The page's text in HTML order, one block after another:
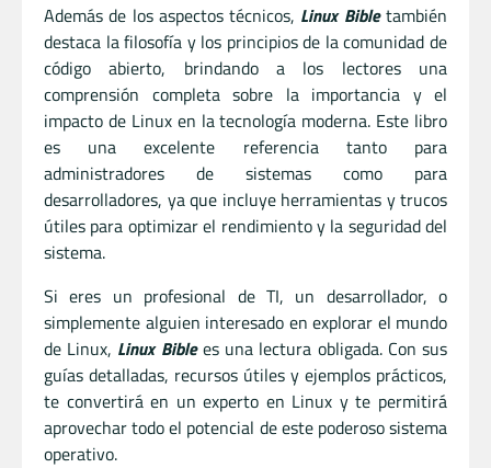
Además de los aspectos técnicos, Linux Bibletambién
destaca la filosofía y los principios de la comunidad de
código abierto, brindando a los lectores una
comprensión completa sobre la importancia y el
impacto de Linux en la tecnología moderna. Este libro
es una excelente referencia tanto para
administradores de sistemas como para
desarrolladores, ya que incluye herramientas y trucos
útiles para optimizar el rendimiento y la seguridad del
sistema.
Si eres un profesional de TI, un desarrollador, o
simplemente alguien interesado en explorar el mundo
de Linux, Linux Biblees una lectura obligada. Con sus
guías detalladas, recursos útiles y ejemplos prácticos,
te convertirá en un experto en Linux y te permitirá
aprovechar todo el potencial de este poderoso sistema
operativo.